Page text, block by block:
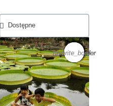
favorite_border
favorite_border
favorite_border
favorite_border
favorite_border
favorite_border
favorite_border
favorite_border
favorite_border
favorite_border
favorite_border
favorite_border